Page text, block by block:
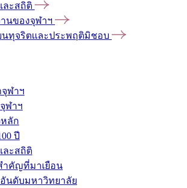
ะสถิติ
นของจุฬาฯ
นทุจริตและประพฤติมิชอบ
ฬาฯ
ฬาฯ
ลัก
ปี
ะสถิติ
ำคัญที่มาเยือน
นดับมหาวิทยาลัย